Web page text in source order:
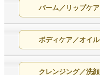
バーム／リップケア
ボディケア／オイル
クレンジング／洗顔